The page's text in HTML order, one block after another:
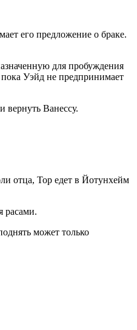
его предложение о браке.
для пробуждения
Уэйд не предпринимает
вернуть Ванессу.
отца, Тор едет в Йотунхейм
расами.
может только